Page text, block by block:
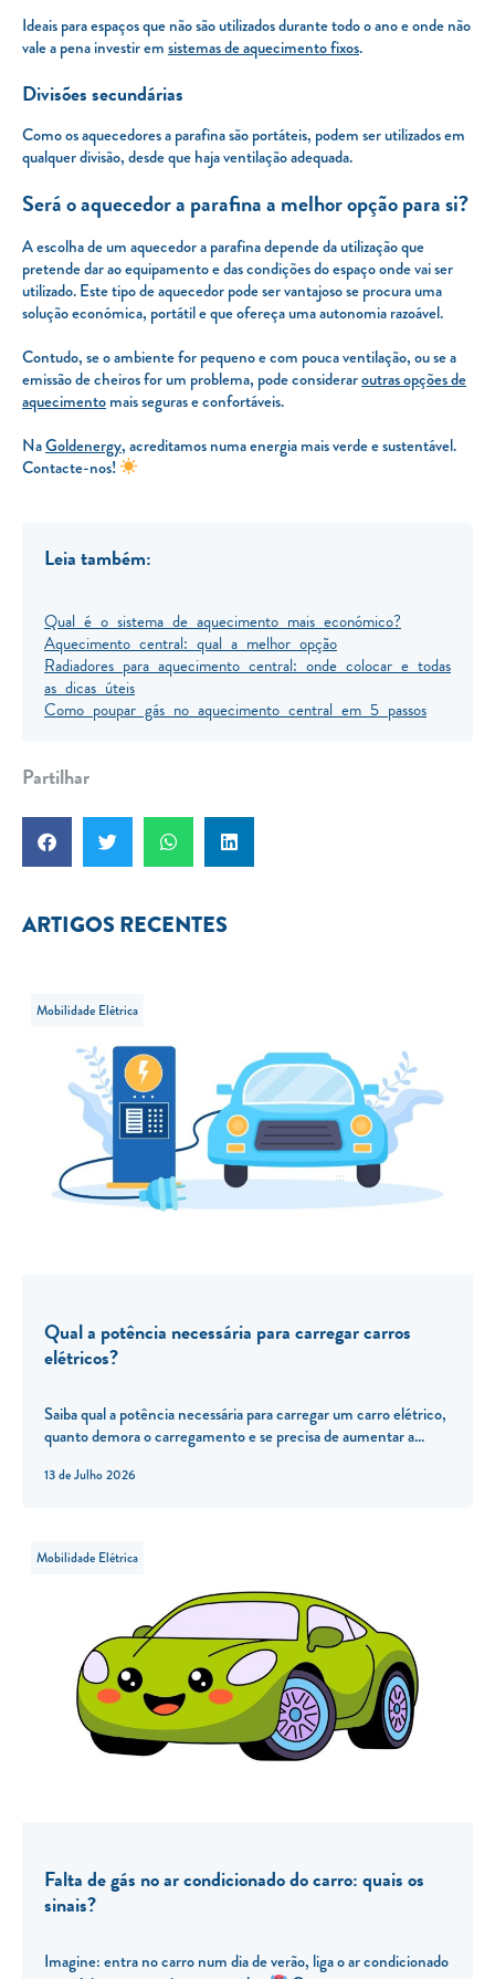
Ideais para espaços que não são utilizados durante todo o ano e onde não
vale a pena investir emsistemas de aquecimento fixos.
Divisões secundárias
Como os aquecedores a parafina são portáteis, podem ser utilizados em
qualquer divisão, desde que haja ventilação adequada.
Será o aquecedor a parafina a melhor opção para si?
A escolha de um aquecedor a parafina depende da utilização que
pretende dar ao equipamento e das condições do espaço onde vai ser
utilizado. Este tipo de aquecedor pode ser vantajoso se procura uma
solução económica, portátil e que ofereça uma autonomia razoável.
Contudo, se o ambiente for pequeno e com pouca ventilação, ou se a
emissão de cheiros for um problema, pode consideraroutras opções de
aquecimentomais seguras e confortáveis.
NaGoldenergy, acreditamos numa energia mais verde e sustentável.
Contacte-nos!
Leia também:
Qual é o sistema de aquecimento mais económico?
Aquecimento central: qual a melhor opção
Radiadores para aquecimento central: onde colocar e todas
as dicas úteis
Como poupar gás no aquecimento central em 5 passos
Partilhar
ARTIGOS RECENTES
13 de Julho 2026
Mobilidade Elétrica
Qual a potência necessária para carregar carros
elétricos?
Saiba qual a potência necessária para carregar um carro elétrico,
quanto demora o carregamento e se precisa de aumentar a...
Mobilidade Elétrica
Falta de gás no ar condicionado do carro: quais os
sinais?
Imagine: entra no carro num dia de verão, liga o ar condicionado